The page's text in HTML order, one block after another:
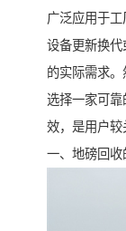
广泛应用于
设备更新换
的实际需求
选择一家可
效，是用户较
一、地磅回收